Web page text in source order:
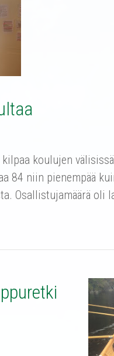
koulujen
84 niin pienempää
Osallistujamäärä oli